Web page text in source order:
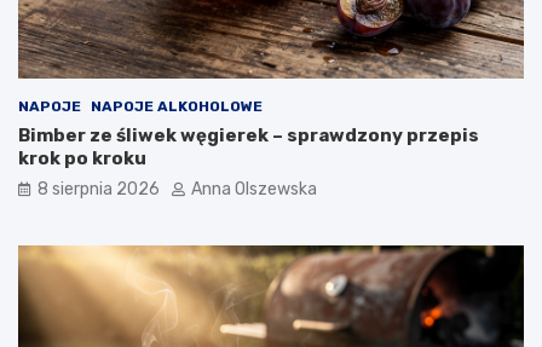
n
o
w
c
z
e
s
k
u
NAPOJE NAPOJE ALKOHOLOWE
Bimber ze śliwek węgierek – sprawdzony przepis
krok po kroku
8 sierpnia 2026 Anna Olszewska